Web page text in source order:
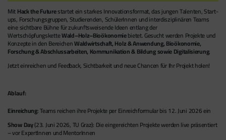
MitHack the Futurestartet ein starkes Innovationsformat, das jungen Talenten, Start-
ups, Forschungsgruppen, Studierenden, SchülerInnen und interdisziplinären Teams
eine sichtbare Bühne für zukunftsweisende Ideen entlang der
WertschöpfungsketteWald–Holz–Bioökonomiebietet. Gesucht werden Projekte und
Konzepte in den BereichenWaldwirtschaft, Holz & Anwendung, Bioökonomie,
Forschung & Abschlussarbeiten, Kommunikation & Bildung sowie Digitalisierung.
Jetzt einreichen und Feedback, Sichtbarkeit und neue Chancen für Ihr Projekt holen!
Ablauf:
Einreichung: Teams reichen ihre Projekte per Einreichformular bis 12. Juni 2026 ein
Show Day(23. Juni 2026, TU Graz): Die eingereichten Projekte werden live präsentiert
– vor ExpertInnen und MentorInnen